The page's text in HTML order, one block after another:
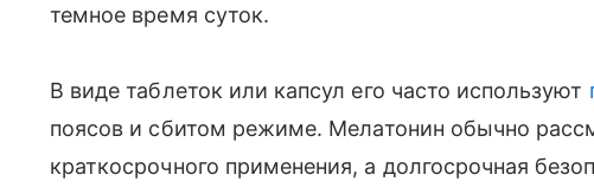
темное время суток.
В виде таблеток или капсул его часто используют
поясов и сбитом режиме. Мелатонин обычно
краткосрочного применения, а долгосрочная